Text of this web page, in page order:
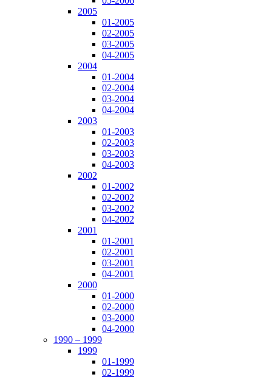
2005
01-2005
02-2005
03-2005
04-2005
2004
01-2004
02-2004
03-2004
04-2004
2003
01-2003
02-2003
03-2003
04-2003
2002
01-2002
02-2002
03-2002
04-2002
2001
01-2001
02-2001
03-2001
04-2001
2000
01-2000
02-2000
03-2000
04-2000
1990 – 1999
1999
01-1999
02-1999